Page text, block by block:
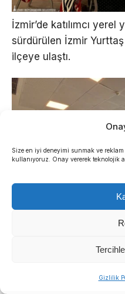
Size en iyi deneyimi sunmak ve
kullanıyoruz. Onay vererek teknolojik
Gizlilik
İzmir’de katılımcı yerel
sürdürülen İzmir Yurttaş
ilçeye ulaştı.